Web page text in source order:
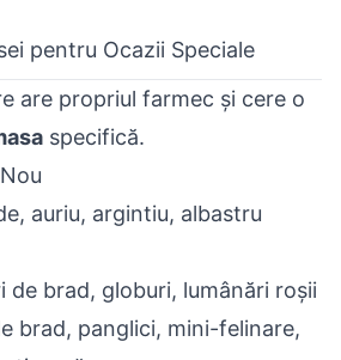
pentru Ocazii Speciale
are propriul farmec și cere o
specifică.
auriu, argintiu, albastru
de brad, globuri, lumânări roșii
brad, panglici, mini-felinare,